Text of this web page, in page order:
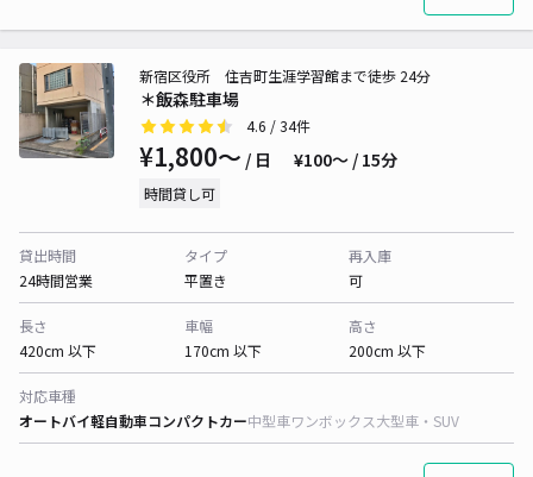
＊飯森駐車場
新宿区役所 住吉町生涯学習館まで徒歩 24分
4.6 / 34件
¥1,800〜 / 日 ¥100〜 / 15分
時間貸し可
貸出時間
24時間営業
タイプ
平置き
再入庫
可
長さ
420cm 以下
車幅
170cm 以下
高さ
200cm 以下
対応車種
オートバイ軽自動車コンパクトカー中型車ワンボックス大型車・SUV